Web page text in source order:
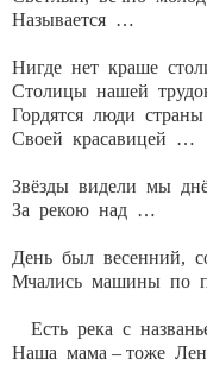
Называется …
Нигде нет краше
Столицы нашей
Гордятся люди
Своей
Звёзды видели мы
За рекою над
День был весенний,
Мчались машины
Есть река с
Наша мама – тоже